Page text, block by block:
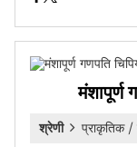
मंशापूर्ण
श्रेणी
प्राकृतिक /